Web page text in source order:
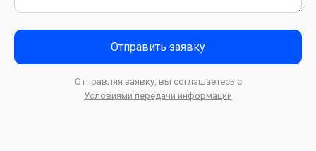
Отправить заявку
Отправляя заявку, вы соглашаетесь с
Условиями передачи информации